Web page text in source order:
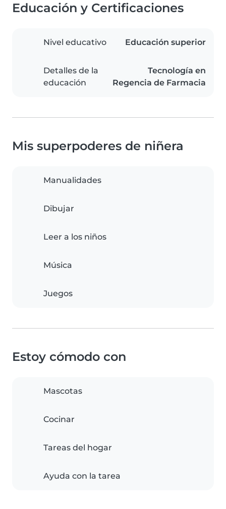
Educación y Certificaciones
Nivel educativo Educación superior
Detalles de la
educación
Tecnología en
Regencia de Farmacia
Mis superpoderes de niñera
Manualidades
Dibujar
Leer a los niños
Música
Juegos
Estoy cómodo con
Mascotas
Cocinar
Tareas del hogar
Ayuda con la tarea